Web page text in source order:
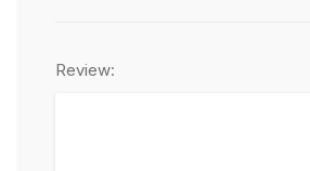
Review: